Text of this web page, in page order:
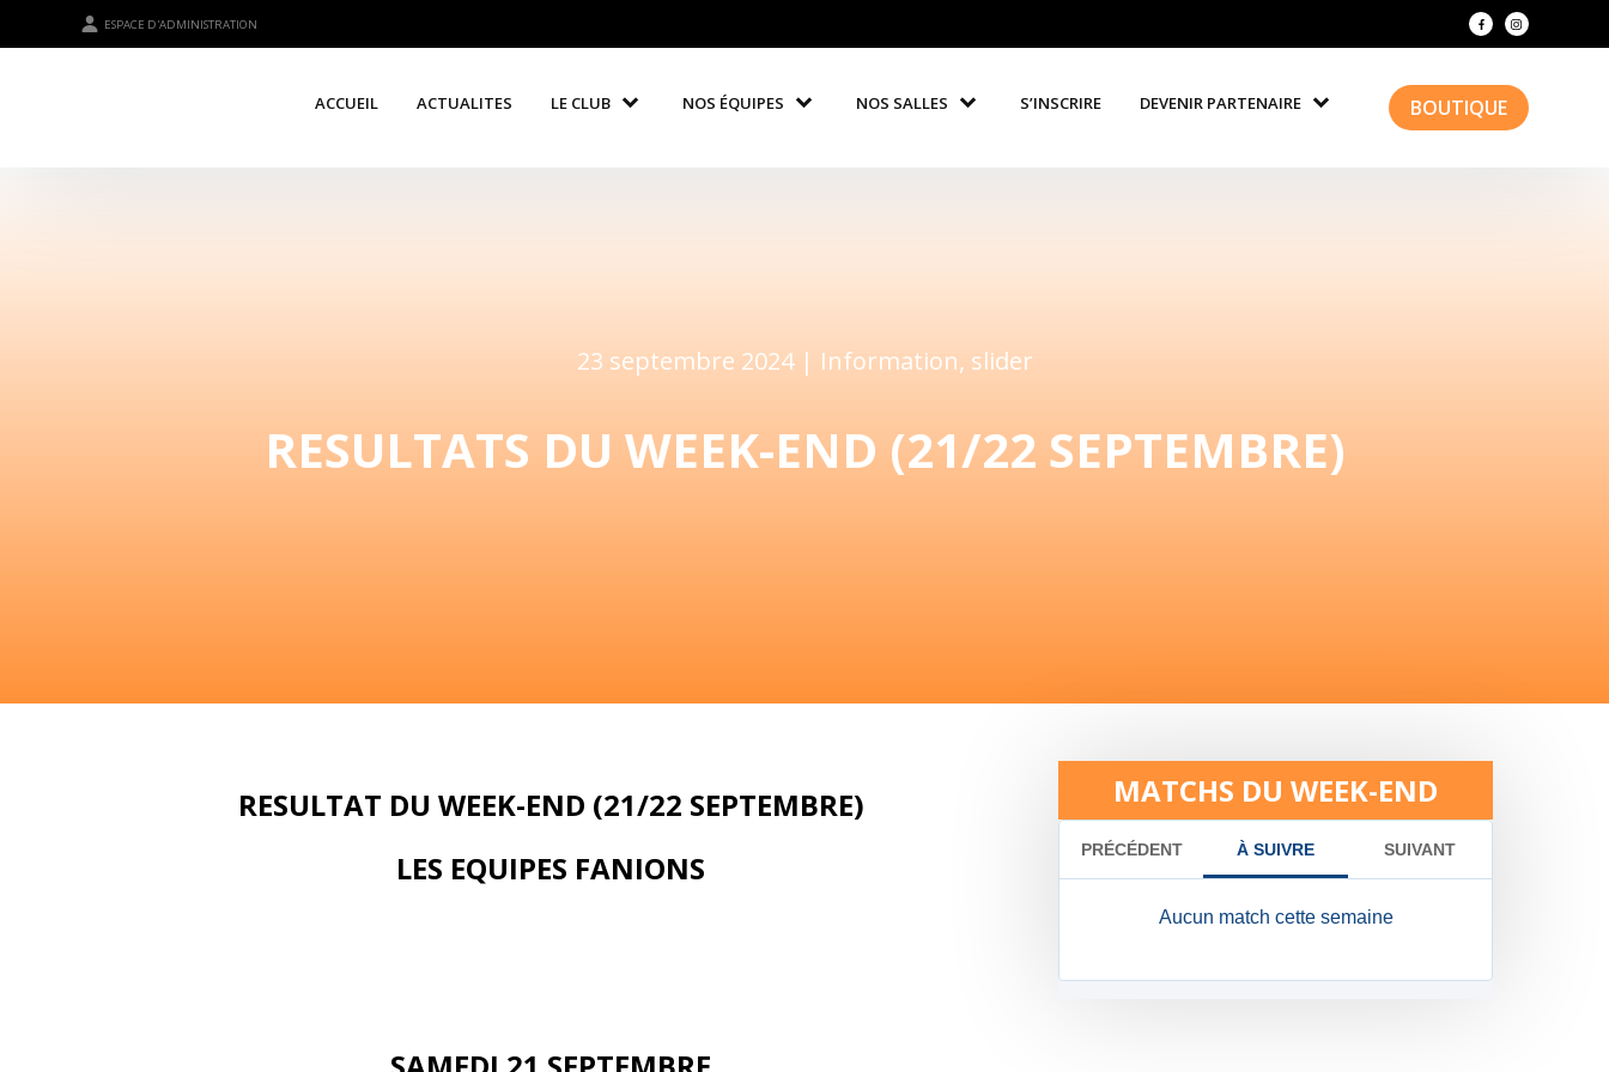
ESPACE D'ADMINISTRATION
ACCUEIL ACTUALITES LE CLUB NOS ÉQUIPES NOS SALLES S’INSCRIRE DEVENIR PARTENAIRE BOUTIQUE
23 septembre 2024 | Information, slider
RESULTATS DU WEEK-END (21/22 SEPTEMBRE)
RESULTAT DU WEEK-END (21/22 SEPTEMBRE)
LES EQUIPES FANIONS
MATCHS DU WEEK-END